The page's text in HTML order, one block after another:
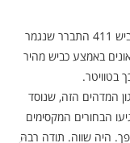
הסעתי ילד לחתונה בצומת בילו. בדרך חזרה בכביש 411 התברר שנגמר
באמצע כביש מהיר
בטוויטר.
המדהים הזה, שנוסד
הבחורים המקסימים
היה שווה. תודה רבה